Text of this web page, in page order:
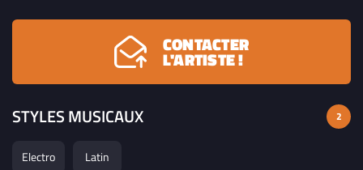
CONTACTER
L'ARTISTE !
STYLES MUSICAUX 2
Electro Latin